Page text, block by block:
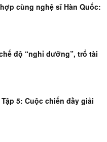
cùng nghệ sĩ Hàn Quốc:
độ “nghỉ dưỡng”, trổ tài
Tập 5: Cuộc chiến đầy giải